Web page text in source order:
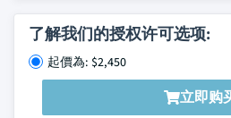
了解我们的授权许可选项:
起價為: $2,450
立即购